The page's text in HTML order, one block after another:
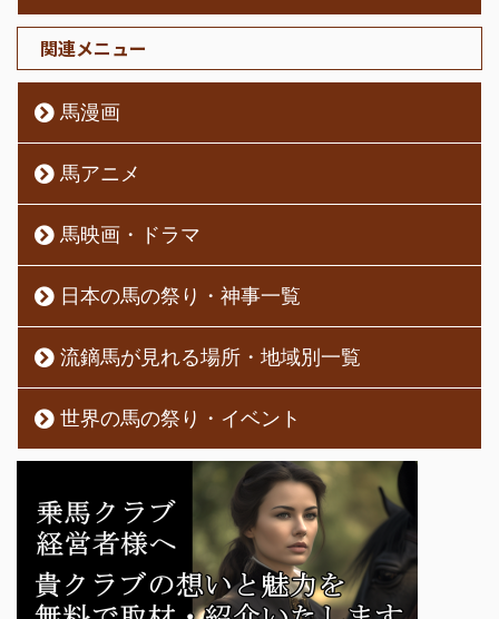
関連メニュー
馬漫画
馬アニメ
馬映画・ドラマ
日本の馬の祭り・神事一覧
流鏑馬が見れる場所・地域別一覧
世界の馬の祭り・イベント